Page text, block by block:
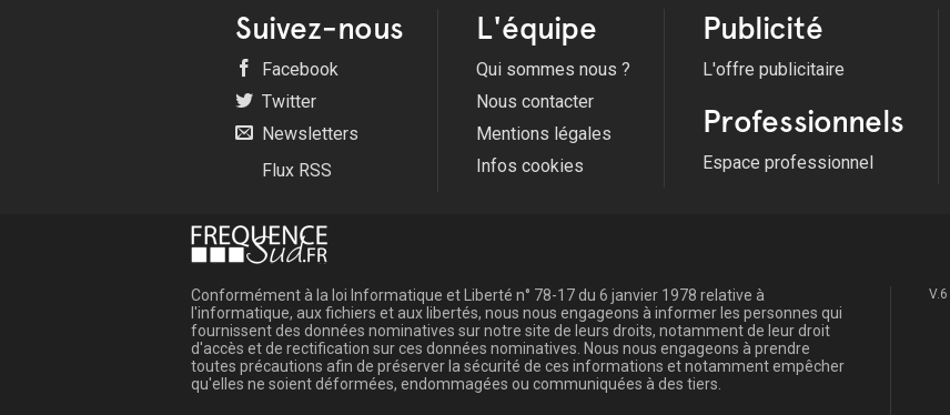
Suivez-nous
Facebook
Twitter
Newsletters
Flux RSS
L'équipe
Qui sommes nous ?
Nous contacter
Mentions légales
Infos cookies
Publicité
L'offre publicitaire
Professionnels
Espace professionnel
Conformément à la loi Informatique et Liberté n° 78-17 du 6 janvier 1978 relative à
l'informatique, aux fichiers et aux libertés, nous nous engageons à informer les personnes qui
fournissent des données nominatives sur notre site de leurs droits, notamment de leur droit
d'accès et de rectification sur ces données nominatives. Nous nous engageons à prendre
toutes précautions afin de préserver la sécurité de ces informations et notamment empêcher
qu'elles ne soient déformées, endommagées ou communiquées à des tiers.